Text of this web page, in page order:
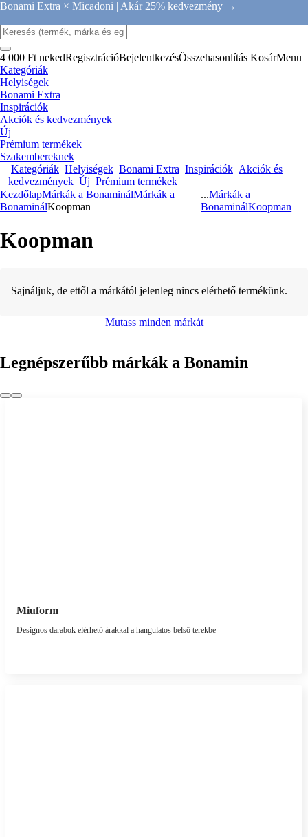
Bonami Extra × Micadoni | Akár 25% kedvezmény →
4 000 Ft nekedRegisztrációBejelentkezésÖsszehasonlítás KosárMenu
Kategóriák
Helyiségek
Bonami Extra
Inspirációk
Akciók és kedvezmények
Új
Prémium termékek
Szakembereknek
Kategóriák Helyiségek Bonami Extra Inspirációk Akciók és
kedvezmények Új Prémium termékek
KezdőlapMárkák a BonaminálMárkák a
BonaminálKoopman
...Márkák a
BonaminálKoopman
Koopman
Sajnáljuk, de ettől a márkától jelenleg nincs elérhető termékünk.
Mutass minden márkát
Legnépszerűbb márkák a Bonamin
Miuform
Designos darabok elérhető árakkal a hangulatos belső terekbe